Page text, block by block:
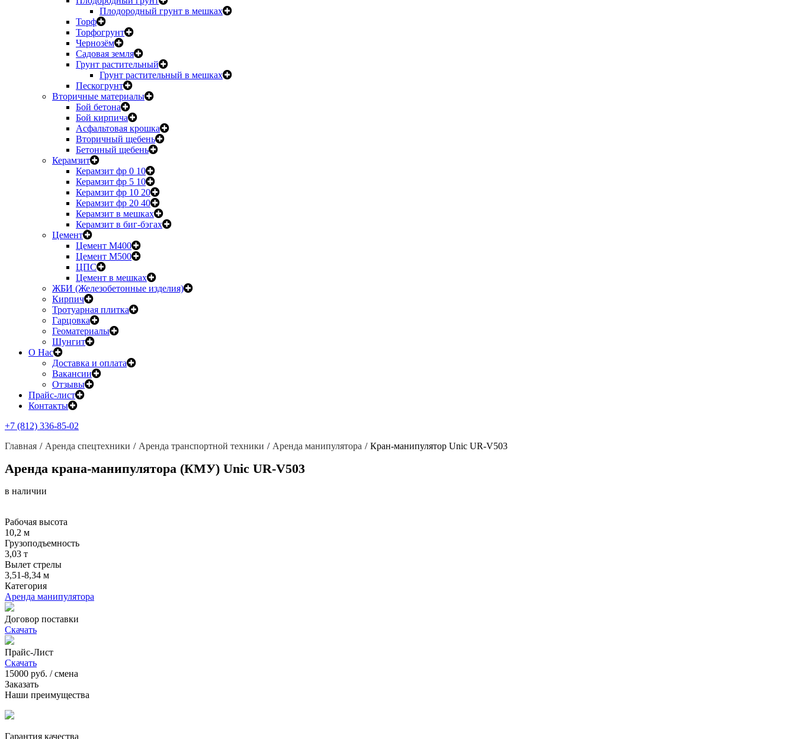
Плодородный грунт в мешках
Торф
Торфогрунт
Чернозём
Садовая земля
Грунт растительный
Грунт растительный в мешках
Пескогрунт
Вторичные материалы
Бой бетона
Бой кирпича
Асфальтовая крошка
Вторичный щебень
Бетонный щебень
Керамзит
Керамзит фр 0 10
Керамзит фр 5 10
Керамзит фр 10 20
Керамзит фр 20 40
Керамзит в мешках
Керамзит в биг-бэгах
Цемент
Цемент М400
Цемент М500
ЦПС
Цемент в мешках
ЖБИ (Железобетонные изделия)
Кирпич
Тротуарная плитка
Гарцовка
Геоматериалы
Шунгит
О Нас
Доставка и оплата
Вакансии
Отзывы
Прайс-лист
Контакты
+7 (812) 336-85-02
Главная
Аренда спецтехники Аренда транспортной техники Аренда манипулятора Кран-манипулятор Unic UR-V503
Аренда крана-манипулятора (КМУ) Unic UR-V503
в наличии
Рабочая высота
10,2 м
Грузоподъемность
3,03 т
Вылет стрелы
3,51-8,34 м
Категория
Аренда манипулятора
Договор поставки
Скачать
Прайс-Лист
Скачать
15000 руб. / смена
Заказать
Наши преимущества
Гарантия качества